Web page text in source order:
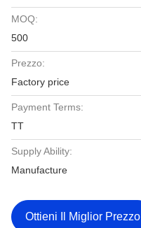
MOQ:
500
Prezzo:
Factory price
Payment Terms:
TT
Supply Ability:
Manufacture
Ottieni Il Miglior Prezzo